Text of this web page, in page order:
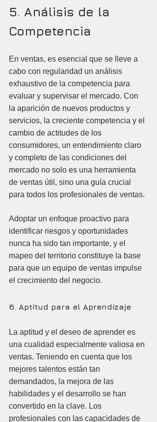
5. Análisis de la
Competencia
En ventas, es esencial que se lleve a
cabo con regularidad un análisis
exhaustivo de la competencia para
evaluar y supervisar el mercado. Con
la aparición de nuevos productos y
servicios, la creciente competencia y el
cambio de actitudes de los
consumidores, un entendimiento claro
y completo de las condiciones del
mercado no solo es una herramienta
de ventas útil, sino una guía crucial
para todos los profesionales de ventas.
Adoptar un enfoque proactivo para
identificar riesgos y oportunidades
nunca ha sido tan importante, y el
mapeo del territorio constituye la base
para que un equipo de ventas impulse
el crecimiento del negocio.
6. Aptitud para el Aprendizaje
La aptitud y el deseo de aprender es
una cualidad especialmente valiosa en
ventas. Teniendo en cuenta que los
mejores talentos están tan
demandados, la mejora de las
habilidades y el desarrollo se han
convertido en la clave. Los
profesionales con las capacidades de